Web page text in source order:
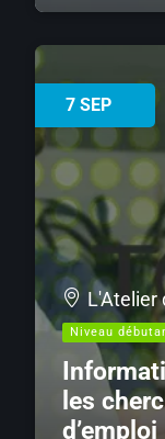
7 SEP
L'Atelier
Niveau
les
d’emploi